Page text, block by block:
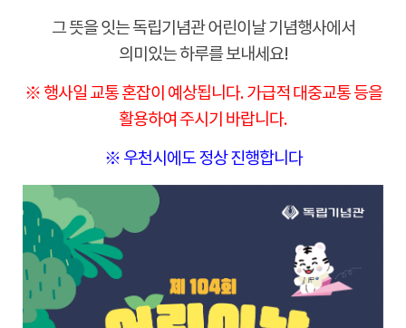
그 뜻을 잇는 독립기념관 어린이날 기념행사에서
의미있는 하루를 보내세요!
※ 행사일 교통 혼잡이 예상됩니다. 가급적 대중교통 등을
활용하여 주시기 바랍니다.
※ 우천시에도 정상 진행합니다